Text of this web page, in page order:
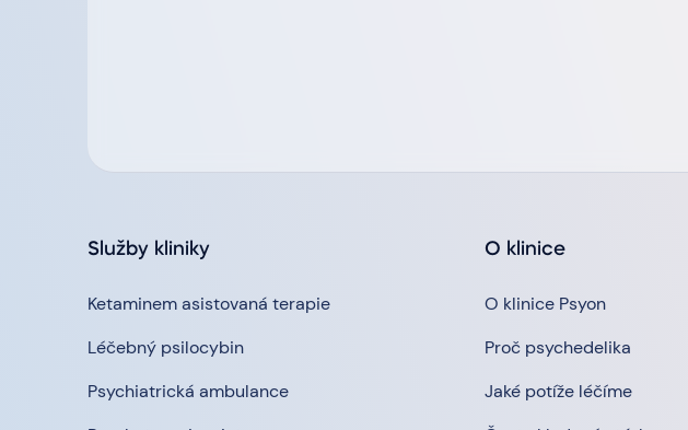
Služby kliniky
Ketaminem asistovaná terapie
Léčebný psilocybin
Psychiatrická ambulance
O klinice
O klinice Psyon
Proč psychedelika
Jaké potíže léčíme